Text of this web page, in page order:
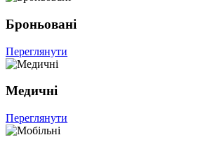
Броньовані
Переглянути
Медичні
Переглянути